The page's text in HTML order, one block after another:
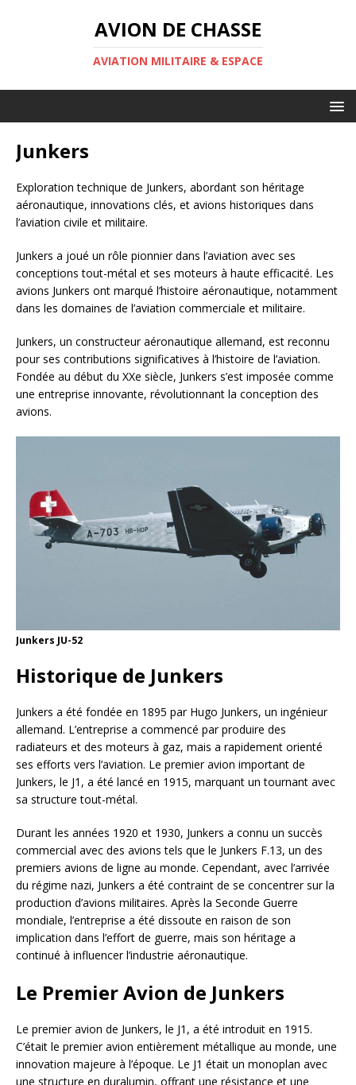
AVION DE CHASSE
AVIATION MILITAIRE & ESPACE
Junkers
Exploration technique de Junkers, abordant son héritage
aéronautique, innovations clés, et avions historiques dans
l’aviation civile et militaire.
Junkers a joué un rôle pionnier dans l’aviation avec ses
conceptions tout-métal et ses moteurs à haute efficacité. Les
avions Junkers ont marqué l’histoire aéronautique, notamment
dans les domaines de l’aviation commerciale et militaire.
Junkers, un constructeur aéronautique allemand, est reconnu
pour ses contributions significatives à l’histoire de l’aviation.
Fondée au début du XXe siècle, Junkers s’est imposée comme
une entreprise innovante, révolutionnant la conception des
avions.
Junkers JU-52
Historique de Junkers
Junkers a été fondée en 1895 par Hugo Junkers, un ingénieur
allemand. L’entreprise a commencé par produire des
radiateurs et des moteurs à gaz, mais a rapidement orienté
ses efforts vers l’aviation. Le premier avion important de
Junkers, le J1, a été lancé en 1915, marquant un tournant avec
sa structure tout-métal.
Durant les années 1920 et 1930, Junkers a connu un succès
commercial avec des avions tels que le Junkers F.13, un des
premiers avions de ligne au monde. Cependant, avec l’arrivée
du régime nazi, Junkers a été contraint de se concentrer sur la
production d’avions militaires. Après la Seconde Guerre
mondiale, l’entreprise a été dissoute en raison de son
implication dans l’effort de guerre, mais son héritage a
continué à influencer l’industrie aéronautique.
Le Premier Avion de Junkers
Le premier avion de Junkers, le J1, a été introduit en 1915.
C’était le premier avion entièrement métallique au monde, une
innovation majeure à l’époque. Le J1 était un monoplan avec
une structure en duralumin, offrant une résistance et une